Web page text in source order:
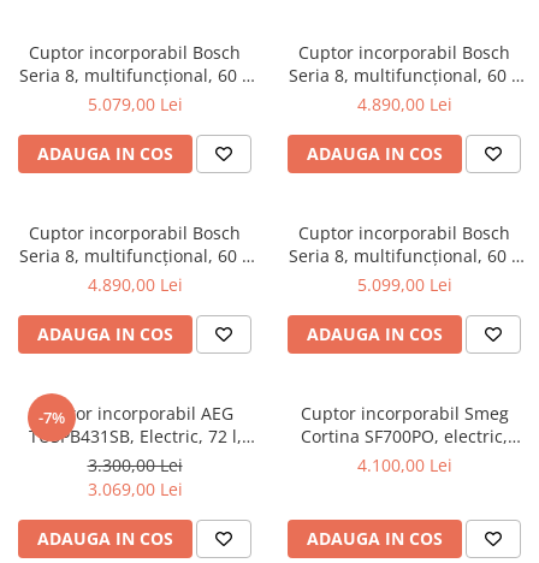
Cuptor incorporabil Bosch
Seria 8, multifuncțional, 60 x
60 cm, Negru
5.079,00 Lei
ADAUGA IN COS
Cuptor incorporabil Bosch
Seria 8, multifuncțional, 60 x
60 cm, Negru
4.890,00 Lei
ADAUGA IN COS
Cuptor incorporabil Bosch
Seria 8, multifuncțional, 60 x
60 cm, Alb
4.890,00 Lei
ADAUGA IN COS
Cuptor incorporabil Bosch
Seria 8, multifuncțional, 60 x
60 cm, Negru
5.099,00 Lei
ADAUGA IN COS
-7%
Cuptor incorporabil AEG
TU5PB431SB, Electric, 72 l,
Conectivitate WI-FI,
Autocuratare pirolitica - 3
moduri, 45 de programe
predefinite, Afisaj digital, Grill,
Ghidaj telescopic pe 1 nivel,
3.300,00 Lei
3.069,00 Lei
ADAUGA IN COS
Cuptor incorporabil Smeg
Cortina SF700PO, electric,
multifunctional, 60cm, crem
4.100,00 Lei
ADAUGA IN COS